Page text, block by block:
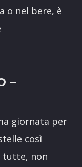
o nel bere, è
–
giornata per
così
tutte, non